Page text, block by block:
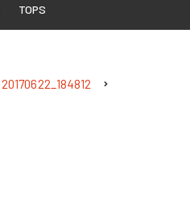
TOPS
20170622_184812